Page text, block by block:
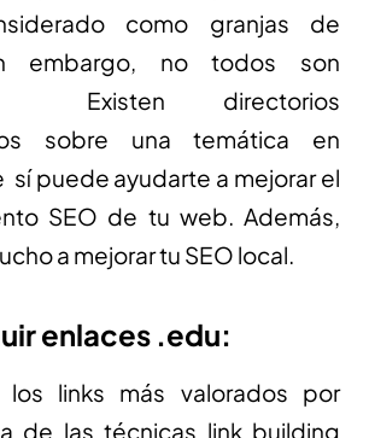
como granjas de
embargo, no todos son
Existen directorios
sobre una temática en
puede ayudarte a mejorar el
SEO de tu web. Además,
a mejorar tu SEO local.
enlaces .edu:
links más valorados por
de las técnicas link building